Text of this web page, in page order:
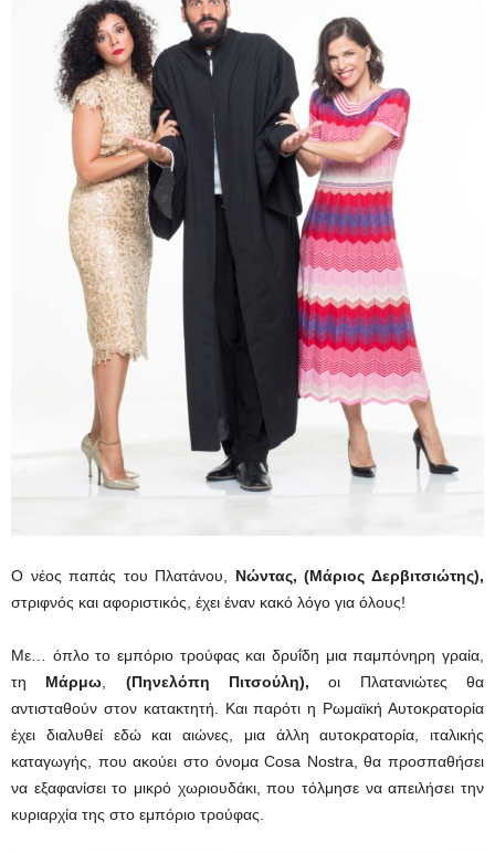
Ο νέος παπάς του Πλατάνου, Νώντας, (Μάριος Δερβιτσιώτης),
στριφνός και αφοριστικός, έχει έναν κακό λόγο για όλους!
Με… όπλο το εμπόριο τρούφας και δρυΐδη μια παμπόνηρη γραία,
τη Μάρμω (Πηνελόπη Πιτσούλη), οι Πλατανιώτες θα
αντισταθούν στον κατακτητή. Και παρότι η Ρωμαϊκή Αυτοκρατορία
έχει διαλυθεί εδώ και αιώνες, μια άλλη αυτοκρατορία, ιταλικής
καταγωγής, που ακούει στο όνομα Cosa Nostra, θα προσπαθήσει
να εξαφανίσει το μικρό χωριουδάκι, που τόλμησε να απειλήσει την
κυριαρχία της στο εμπόριο τρούφας.